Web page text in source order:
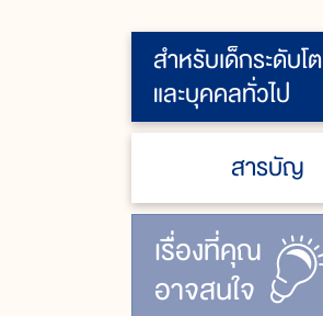
สำหรับเด็กระดับโต
และบุคคลทั่วไป
สารบัญ
เรื่ิองที่คุณ
อาจสนใจ